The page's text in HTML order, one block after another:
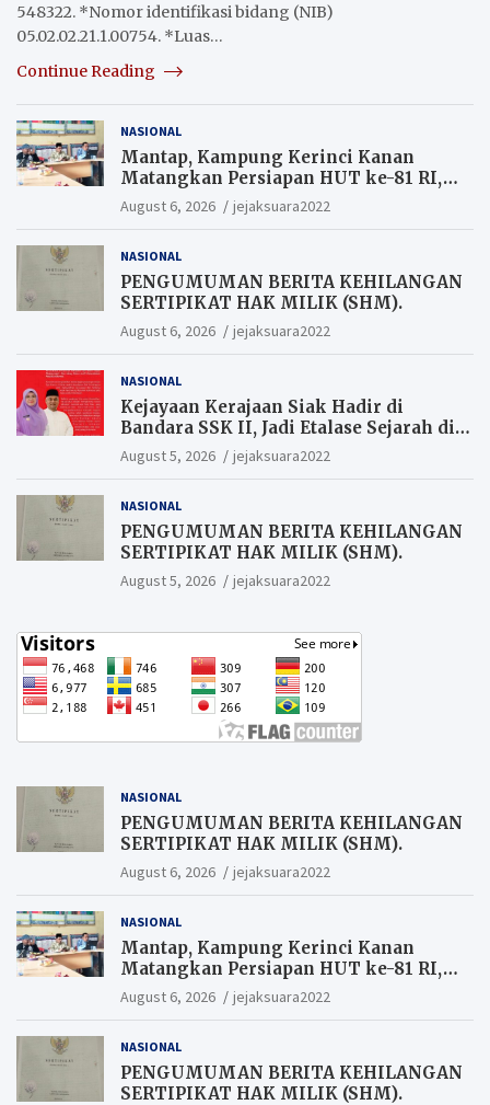
548322. *Nomor identifikasi bidang (NIB)
05.02.02.21.1.00754. *Luas…
Continue Reading
NASIONAL
Mantap, Kampung Kerinci Kanan
Matangkan Persiapan HUT ke-81 RI,
Warga yang ikut Upacara
Berkesempatan Raih Hadiah
August 6, 2026 jejaksuara2022
NASIONAL
PENGUMUMAN BERITA KEHILANGAN
SERTIPIKAT HAK MILIK (SHM).
August 6, 2026 jejaksuara2022
NASIONAL
Kejayaan Kerajaan Siak Hadir di
Bandara SSK II, Jadi Etalase Sejarah di
Gerbang Riau
August 5, 2026 jejaksuara2022
NASIONAL
PENGUMUMAN BERITA KEHILANGAN
SERTIPIKAT HAK MILIK (SHM).
August 5, 2026 jejaksuara2022
NASIONAL
PENGUMUMAN BERITA KEHILANGAN
SERTIPIKAT HAK MILIK (SHM).
August 6, 2026 jejaksuara2022
NASIONAL
Mantap, Kampung Kerinci Kanan
Matangkan Persiapan HUT ke-81 RI,
Warga yang ikut Upacara
Berkesempatan Raih Hadiah
August 6, 2026 jejaksuara2022
NASIONAL
PENGUMUMAN BERITA KEHILANGAN
SERTIPIKAT HAK MILIK (SHM).